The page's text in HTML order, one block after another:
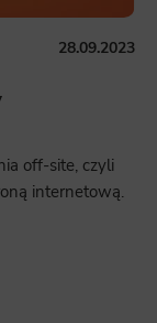
28.09.2023
off-site, czyli
internetową.